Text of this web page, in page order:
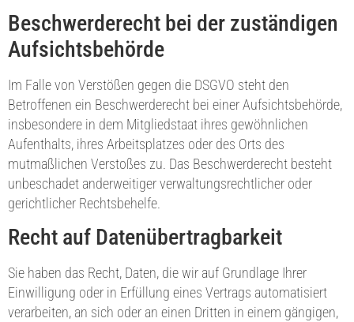
Beschwerde­recht bei der zuständigen
Aufsichts­behörde
Im Falle von Verstößen gegen die DSGVO steht den
Betroffenen ein Beschwerderecht bei einer Aufsichtsbehörde,
insbesondere in dem Mitgliedstaat ihres gewöhnlichen
Aufenthalts, ihres Arbeitsplatzes oder des Orts des
mutmaßlichen Verstoßes zu. Das Beschwerderecht besteht
unbeschadet anderweitiger verwaltungsrechtlicher oder
gerichtlicher Rechtsbehelfe.
Recht auf Daten­übertrag­barkeit
Sie haben das Recht, Daten, die wir auf Grundlage Ihrer
Einwilligung oder in Erfüllung eines Vertrags automatisiert
verarbeiten, an sich oder an einen Dritten in einem gängigen,